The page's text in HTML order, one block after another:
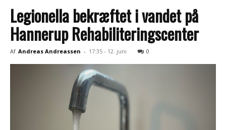
Legionella bekræftet i vandet på
Hannerup Rehabiliteringscenter
Af Andreas Andreassen - 17:35 - 12. juni 0